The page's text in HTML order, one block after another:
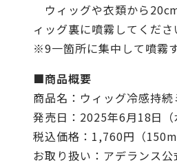
ウィッグや衣類から
ィッグ裏に噴霧してくだ
※9一箇所に集中して噴霧
■商品概要
商品名：ウィッグ冷感持続
発売日：2025年6月18日（
税込価格：1,760円（
お取り扱い：アデランス